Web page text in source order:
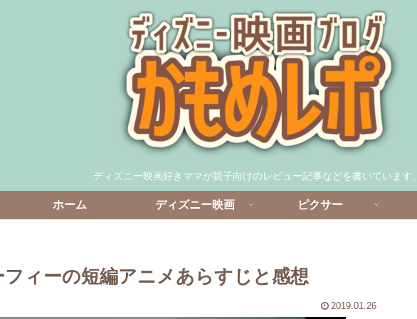
ディズニー映画好きママが親子向けのレビュー記事などを書いています。
ホーム ディズニー映画 ピクサー
フィーの短編アニメあらすじと感想
2019.01.26